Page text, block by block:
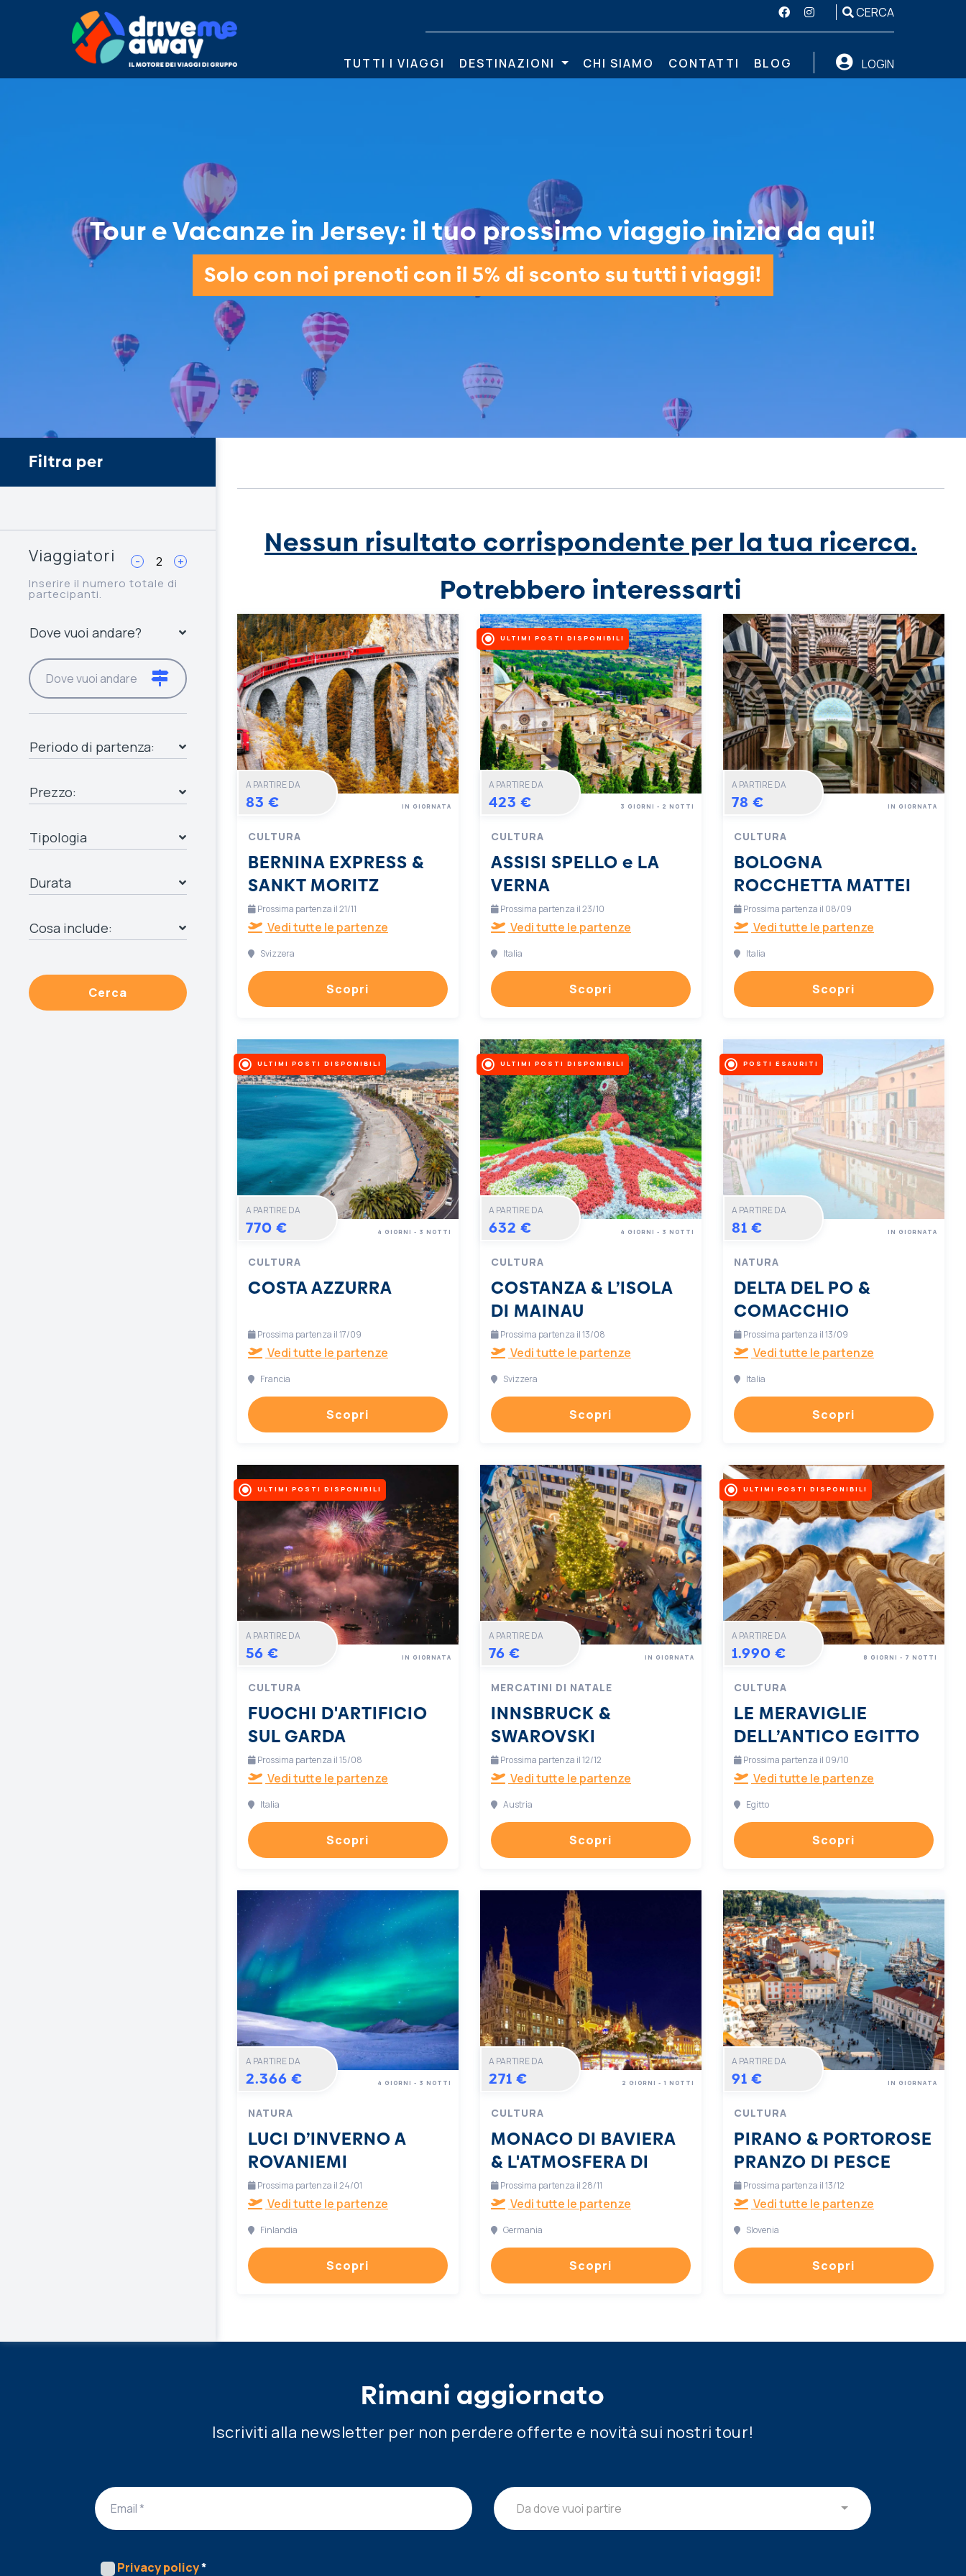
CERCA
TUTTI I VIAGGI DESTINAZIONI CHI SIAMO CONTATTI BLOG LOGIN
Tour e Vacanze in Jersey: il tuo prossimo viaggio inizia da qui!
Solo con noi prenoti con il 5% di sconto su tutti i viaggi!
Filtra per
Viaggiatori - +
Inserire il numero totale di
partecipanti.
Dove vuoi andare?
Periodo di partenza:
Prezzo:
Tipologia
Durata
Cosa include:
Cerca
Nessun risultato corrispondente per la tua ricerca.
Potrebbero interessarti
A PARTIRE DA
83 €
CULTURA
BERNINA EXPRESS &
SANKT MORITZ
IN GIORNATA
Prossima partenza il 21/11
Vedi tutte le partenze
Svizzera
Scopri
ULTIMI POSTI DISPONIBILI
A PARTIRE DA
423 €
CULTURA
ASSISI SPELLO e LA
VERNA
3 GIORNI - 2 NOTTI
Prossima partenza il 23/10
Vedi tutte le partenze
Italia
Scopri
A PARTIRE DA
78 €
CULTURA
BOLOGNA
ROCCHETTA MATTEI
IN GIORNATA
Prossima partenza il 08/09
Vedi tutte le partenze
Italia
Scopri
ULTIMI POSTI DISPONIBILI
A PARTIRE DA
770 €
CULTURA
COSTA AZZURRA
4 GIORNI - 3 NOTTI
Prossima partenza il 17/09
Vedi tutte le partenze
Francia
Scopri
ULTIMI POSTI DISPONIBILI
A PARTIRE DA
632 €
CULTURA
COSTANZA & L’ISOLA
DI MAINAU
4 GIORNI - 3 NOTTI
Prossima partenza il 13/08
Vedi tutte le partenze
Svizzera
Scopri
POSTI ESAURITI
A PARTIRE DA
81 €
NATURA
DELTA DEL PO &
COMACCHIO
IN GIORNATA
Prossima partenza il 13/09
Vedi tutte le partenze
Italia
Scopri
ULTIMI POSTI DISPONIBILI
A PARTIRE DA
56 €
CULTURA
FUOCHI D'ARTIFICIO
SUL GARDA
IN GIORNATA
Prossima partenza il 15/08
Vedi tutte le partenze
Italia
Scopri
A PARTIRE DA
76 €
MERCATINI DI NATALE
INNSBRUCK &
SWAROVSKI
IN GIORNATA
Prossima partenza il 12/12
Vedi tutte le partenze
Austria
Scopri
ULTIMI POSTI DISPONIBILI
A PARTIRE DA
1.990 €
CULTURA
LE MERAVIGLIE
DELL’ANTICO EGITTO
8 GIORNI - 7 NOTTI
Prossima partenza il 09/10
Vedi tutte le partenze
Egitto
Scopri
A PARTIRE DA
2.366 €
NATURA
LUCI D’INVERNO A
ROVANIEMI
4 GIORNI - 3 NOTTI
Prossima partenza il 24/01
Vedi tutte le partenze
Finlandia
Scopri
A PARTIRE DA
271 €
CULTURA
MONACO DI BAVIERA
& L'ATMOSFERA DI
NATALE
2 GIORNI - 1 NOTTI
Prossima partenza il 28/11
Vedi tutte le partenze
Germania
Scopri
A PARTIRE DA
91 €
CULTURA
PIRANO & PORTOROSE
PRANZO DI PESCE
IN GIORNATA
Prossima partenza il 13/12
Vedi tutte le partenze
Slovenia
Scopri
Rimani aggiornato
Iscriviti alla newsletter per non perdere offerte e novità sui nostri tour!
Da dove vuoi partire
Privacy policy*